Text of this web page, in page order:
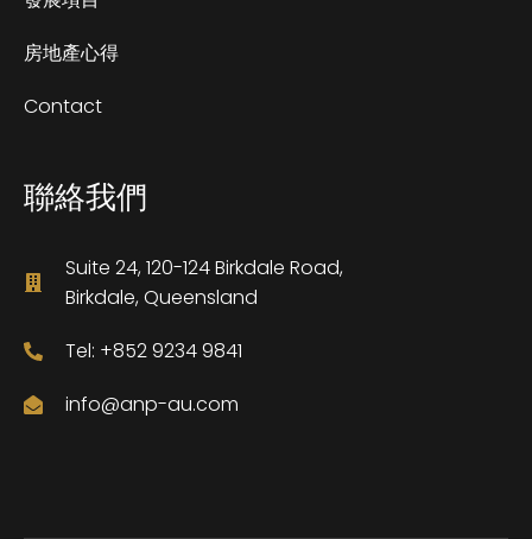
房地產心得
Contact
聯絡我們
Suite 24, 120-124 Birkdale Road,
Birkdale, Queensland
Tel: +852 9234 9841
info@anp-au.com